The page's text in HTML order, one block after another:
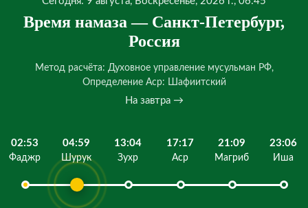
Время намаза — Санкт-Петербург,
Россия
Метод расчёта: Духовное управление мусульман РФ,
Определение Аср: Шафиитский
На завтра →
02:53
Фаджр
04:59
Шурук
13:04
Зухр
17:17
Аср
21:09
Магриб
23:06
Иша